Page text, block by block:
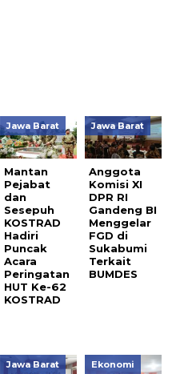
Jawa Barat
Mantan
Pejabat
dan
Sesepuh
KOSTRAD
Hadiri
Puncak
Acara
Peringatan
HUT Ke-62
KOSTRAD
Jawa Barat
Anggota
Komisi XI
DPR RI
Gandeng BI
Menggelar
FGD di
Sukabumi
Terkait
BUMDES
Jawa Barat Ekonomi